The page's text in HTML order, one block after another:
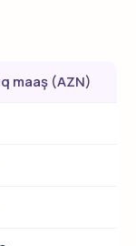
maaş (AZN)